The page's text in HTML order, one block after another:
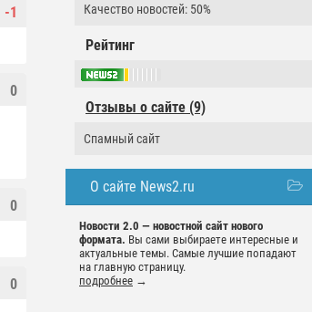
Качество новостей: 50%
Рейтинг
Отзывы о сайте (9)
Спамный сайт
О сайте News2.ru
Новости 2.0 — новостной сайт нового
формата. Вы сами выбираете интересные и
актуальные темы. Самые лучшие попадают
на главную страницу.
подробнее →
-1
0
0
0